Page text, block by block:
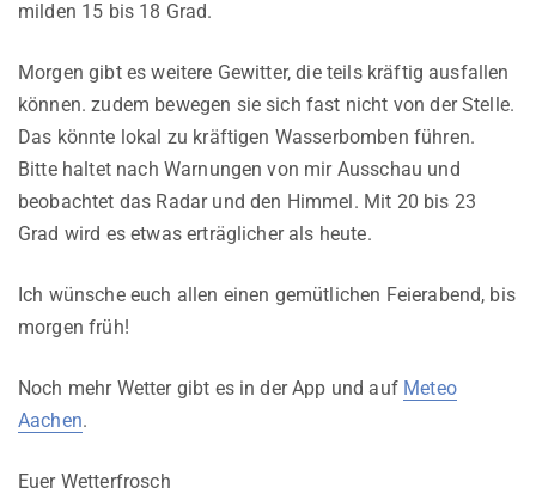
milden 15 bis 18 Grad.
Morgen gibt es weitere Gewitter, die teils kräftig ausfallen
können. zudem bewegen sie sich fast nicht von der Stelle.
Das könnte lokal zu kräftigen Wasserbomben führen.
Bitte haltet nach Warnungen von mir Ausschau und
beobachtet das Radar und den Himmel. Mit 20 bis 23
Grad wird es etwas erträglicher als heute.
Ich wünsche euch allen einen gemütlichen Feierabend, bis
morgen früh!
Noch mehr Wetter gibt es in der App und auf Meteo
Aachen.
Euer Wetterfrosch